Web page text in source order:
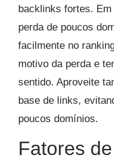
backlinks fortes.
perda de poucos
facilmente no
motivo da perda e
sentido. Aproveite
base de links,
poucos domínios.
Fatores